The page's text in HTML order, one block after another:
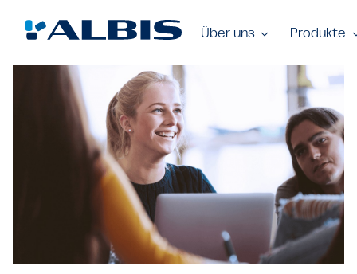
Über uns Produkte